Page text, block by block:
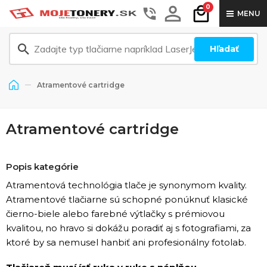
0
MENU
Hľadať
Atramentové cartridge
Atramentové cartridge
Popis kategórie
Atramentová technológia tlače je synonymom kvality.
Atramentové tlačiarne sú schopné ponúknuť klasické
čierno-biele alebo farebné výtlačky s prémiovou
kvalitou, no hravo si dokážu poradiť aj s fotografiami, za
ktoré by sa nemusel hanbiť ani profesionálny fotolab.